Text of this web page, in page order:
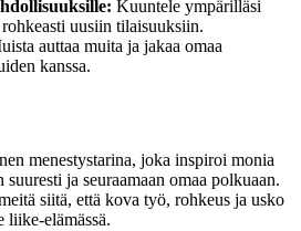
Kuuntele ympärilläsi
uusiin tilaisuuksiin.
auttaa muita ja jakaa omaa
kanssa.
menestystarina, joka inspiroi monia
ja seuraamaan omaa polkuaan.
siitä, että kova työ, rohkeus ja usko
liike-elämässä.